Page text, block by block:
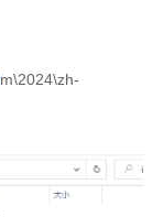
m\2024\zh-